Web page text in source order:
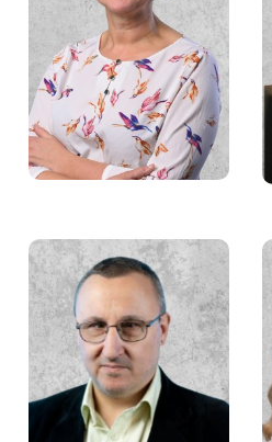
Grażyna Dzida
Mateusz Ciborowski